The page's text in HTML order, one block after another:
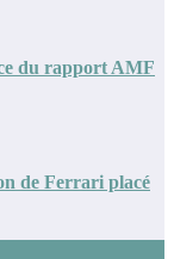
du rapport AMF
de Ferrari placé